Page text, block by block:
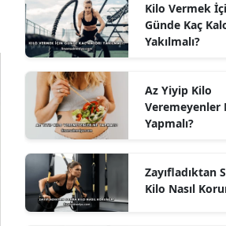
Kilo Vermek
Günde Kaç
Yakılmalı?
Az Yiyip Kilo
Veremeyenler
Yapmalı?
Zayıfladıktan
Kilo Nasıl